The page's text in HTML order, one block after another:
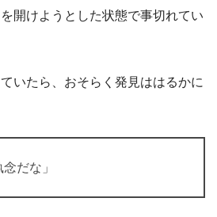
開けようとした状態で事切れてい
いたら、おそらく発見ははるかに
だな」